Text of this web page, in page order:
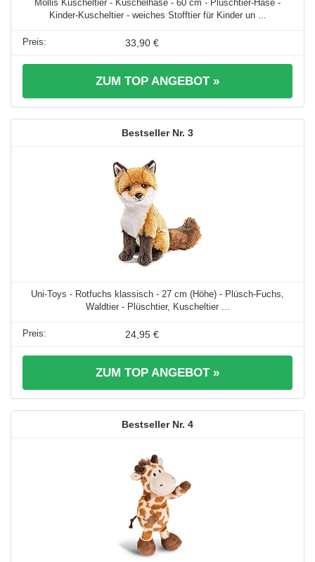
Mollis Kuscheltier - Kuschelhase - 60 cm - Plüschtier-Hase -
Kinder-Kuscheltier - weiches Stofftier für Kinder un ...
33,90 €
ZUM TOP ANGEBOT »
3
Uni-Toys - Rotfuchs klassisch - 27 cm (Höhe) - Plüsch-Fuchs,
Waldtier - Plüschtier, Kuscheltier ...
24,95 €
ZUM TOP ANGEBOT »
4